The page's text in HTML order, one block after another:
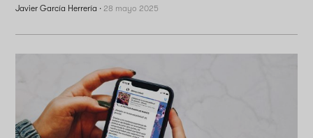
Javier García Herrería ·28 mayo 2025